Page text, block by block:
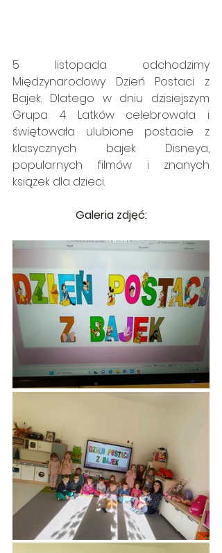
5 listopada odchodzimy
Międzynarodowy Dzień Postaci z
Bajek. Dlatego w dniu dzisiejszym
Grupa 4 Latków celebrowała i
świętowała ulubione postacie z
klasycznych bajek Disneya,
popularnych filmów i znanych
książek dla dzieci.
Galeria zdjęć: